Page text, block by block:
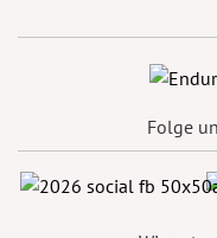
Folge